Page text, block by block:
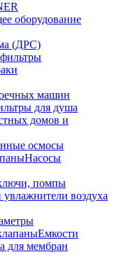
оборудование
(ДРС)
машин
для душа
домов и
осмосы
Насосы
помпы
воздуха
Емкости
для мембран